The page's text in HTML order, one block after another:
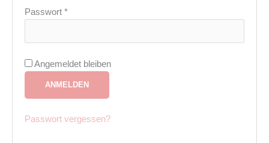
Passwort *
Angemeldet bleiben
ANMELDEN
Passwort vergessen?